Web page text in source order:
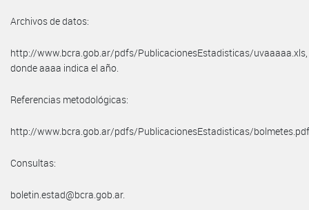
Archivos de datos:
http://www.bcra.gob.ar/pdfs/PublicacionesEstadisticas/uvaaaaa.xls,
donde aaaa indica el año.
Referencias metodológicas:
http://www.bcra.gob.ar/pdfs/PublicacionesEstadisticas/
Consultas:
boletin.estad@bcra.gob.ar.